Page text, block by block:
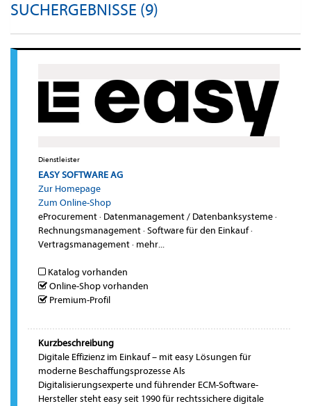
SUCHERGEBNISSE (9)
Dienstleister
EASY SOFTWARE AG
Zur Homepage
Zum Online-Shop
eProcurement· Datenmanagement / Datenbanksysteme·
Rechnungsmanagement·Software für den Einkauf·
Vertragsmanagement· mehr...
Katalog vorhanden
Online-Shop vorhanden
Premium-Profil
Kurzbeschreibung
Digitale Effizienz im Einkauf – mit easy Lösungen für
moderne Beschaffungsprozesse Als
Digitalisierungsexperte und führender ECM-Software-
Hersteller steht easy seit 1990 für rechtssichere digitale